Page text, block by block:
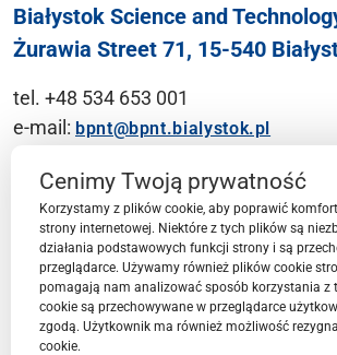
Białystok Science and
Żurawia Street 71, 15-540
tel. +48 534 653 001
e-mail: bpnt@bpnt.bialystok.pl
Contact
BPN-T Area
Cenimy Twoją prywatność
Korzystamy z plików cookie, aby poprawić
strony internetowej. Niektóre z tych plików są
działania podstawowych funkcji strony i są
przeglądarce. Używamy również plików cookie
pomagają nam analizować sposób korzystania z
cookie są przechowywane w przeglądarce
zgodą. Użytkownik ma również możliwość
cookie.